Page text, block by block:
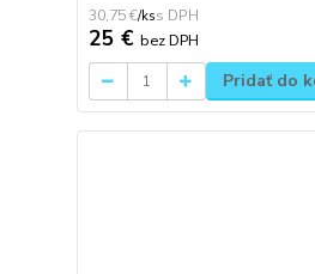
30,75 €/ks
25 € bez DPH
Pridať do